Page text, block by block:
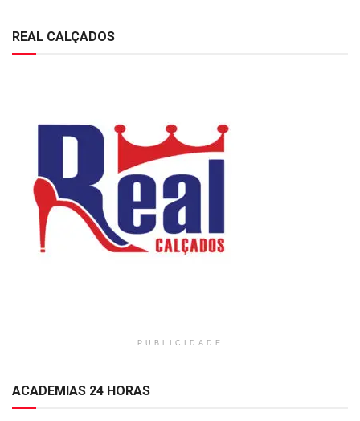
REAL CALÇADOS
PUBLICIDADE
ACADEMIAS 24 HORAS